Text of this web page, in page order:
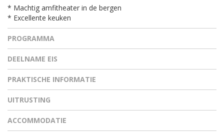
* Machtig amfitheater in de bergen
* Excellente keuken
PROGRAMMA
DEELNAME EIS
PRAKTISCHE INFORMATIE
UITRUSTING
ACCOMMODATIE